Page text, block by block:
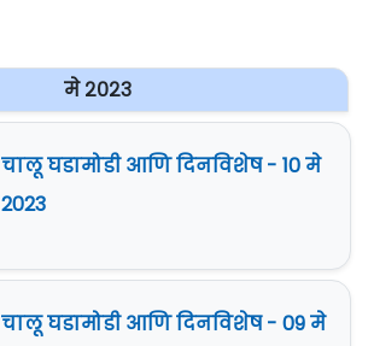
मे २०२३
चालू घडामोडी आणि दिनविशेष - 10 मे
2023
चालू घडामोडी आणि दिनविशेष - 09 मे